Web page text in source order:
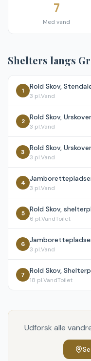
7
Med vand
Shelters langs
1 Rold Skov,
3 pl.Vand
2
3 pl.Vand
3 Rold Skov,
3 pl.Vand
4
3 pl.Vand
5
6 pl.VandToilet
6
3 pl.Vand
7
18 pl.VandToilet
Udforsk alle